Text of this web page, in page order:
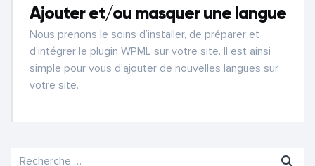
Recherche pour :
Ajouter et/ou masquer une langue
Nous prenons le soins d’installer, de préparer et
d’intégrer le plugin WPML sur votre site. Il est ainsi
simple pour vous d’ajouter de nouvelles langues sur
votre site.